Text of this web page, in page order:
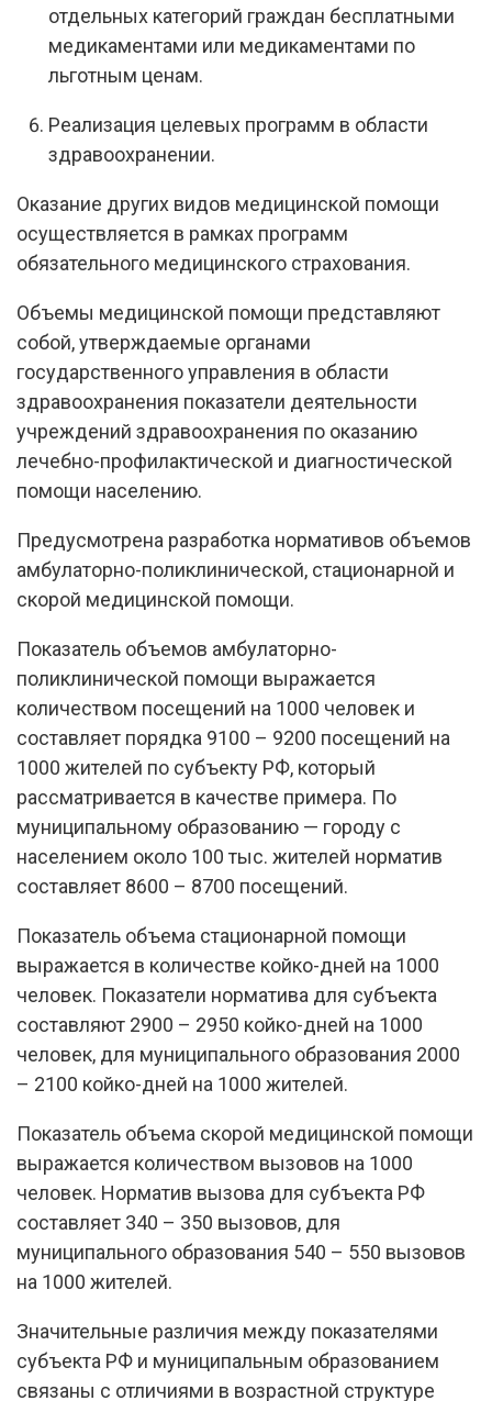
отдельных категорий граждан бесплатными
медикаментами или медикаментами по
льготным ценам.
Реализация целевых программ в области
здравоохранении.
Оказание других видов медицинской помощи
осуществляется в рамках программ
обязательного медицинского страхования.
Объемы медицинской помощи представляют
собой, утверждаемые органами
государственного управления в области
здравоохранения показатели деятельности
учреждений здравоохранения по оказанию
лечебно-профилактической и диагностической
помощи населению.
Предусмотрена разработка нормативов объемов
амбулаторно-поликлинической, стационарной и
скорой медицинской помощи.
Показатель объемов амбулаторно-
поликлинической помощи выражается
количеством посещений на 1000 человек и
составляет порядка 9100 – 9200 посещений на
1000 жителей по субъекту РФ, который
рассматривается в качестве примера. По
муниципальному образованию — городу с
населением около 100 тыс. жителей норматив
составляет 8600 – 8700 посещений.
Показатель объема стационарной помощи
выражается в количестве койко-дней на 1000
человек. Показатели норматива для субъекта
составляют 2900 – 2950 койко-дней на 1000
человек, для муниципального образования 2000
– 2100 койко-дней на 1000 жителей.
Показатель объема скорой медицинской помощи
выражается количеством вызовов на 1000
человек. Норматив вызова для субъекта РФ
составляет 340 – 350 вызовов, для
муниципального образования 540 – 550 вызовов
на 1000 жителей.
Значительные различия между показателями
субъекта РФ и муниципальным образованием
связаны с отличиями в возрастной структуре